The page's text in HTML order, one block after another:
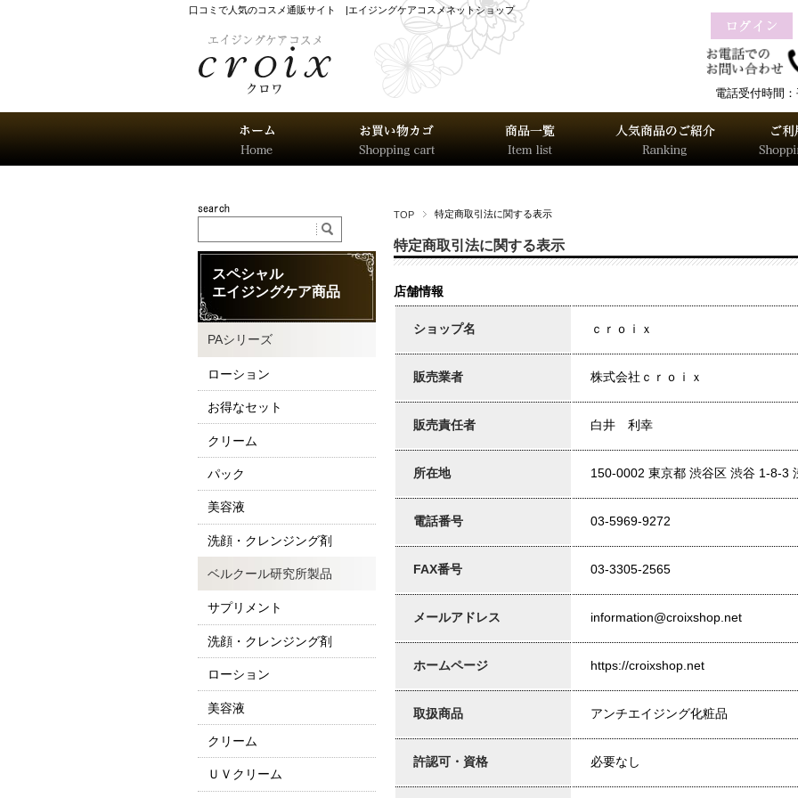
口コミで人気のコスメ通販サイト |エイジングケアコスメネットショップ
電話受付時間
TOP 特定商取引法に関する表示
特定商取引法に関する表示
店舗情報
ショップ名 ｃｒｏｉｘ
販売業者 株式会社ｃｒｏｉｘ
販売責任者 白井 利幸
所在地 150-0002 東京都 渋谷区 渋谷 1-8-3
電話番号 03-5969-9272
FAX番号 03-3305-2565
メールアドレス information@croixshop.net
ホームページ https://croixshop.net
取扱商品 アンチエイジング化粧品
許認可・資格 必要なし
スペシャル
エイジングケア商品
PAシリーズ
ローション
お得なセット
クリーム
パック
美容液
洗顔・クレンジング剤
ベルクール研究所製品
サプリメント
洗顔・クレンジング剤
ローション
美容液
クリーム
ＵＶクリーム